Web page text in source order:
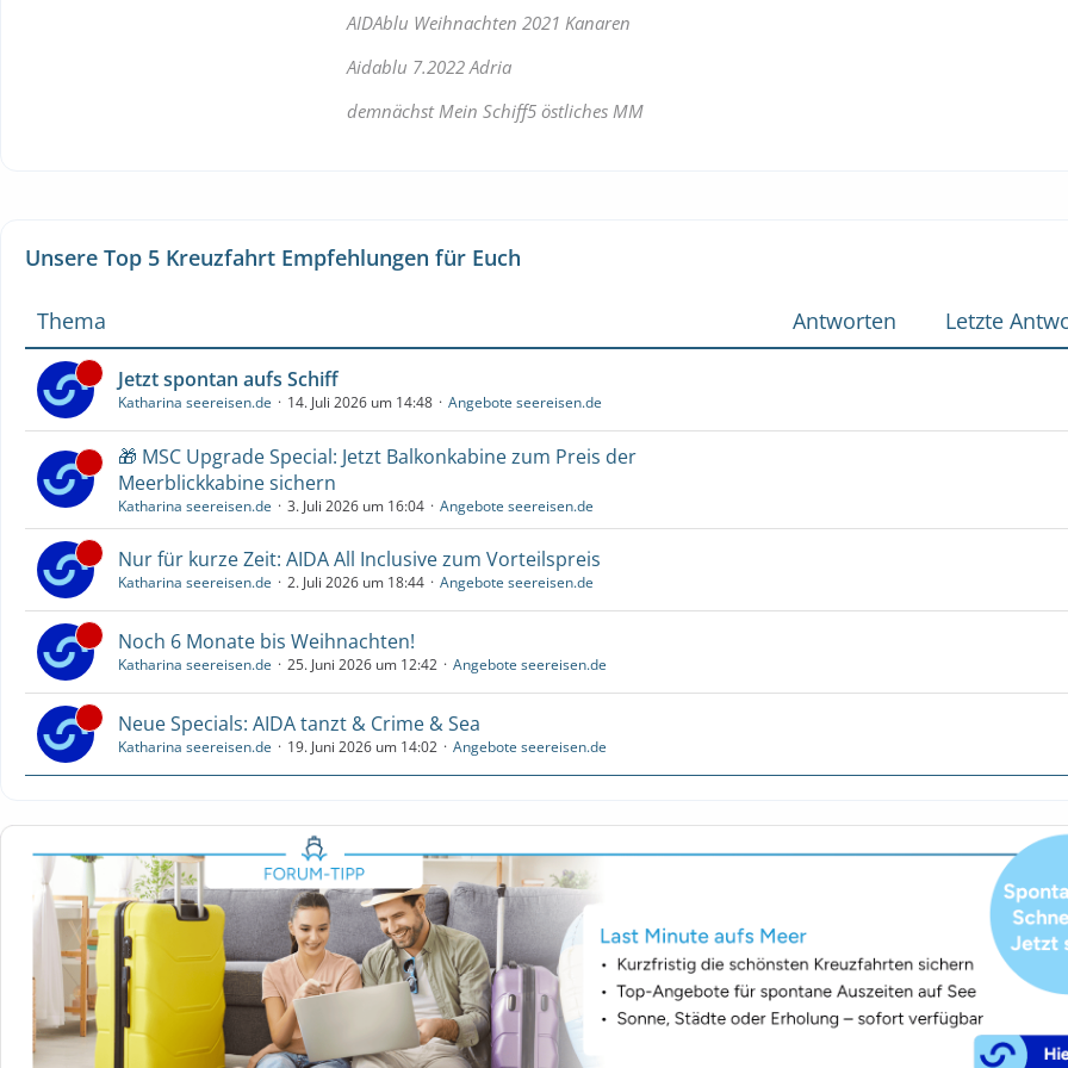
AIDAblu Weihnachten 2021 Kanaren
Aidablu 7.2022 Adria
demnächst Mein Schiff5 östliches MM
Unsere Top 5 Kreuzfahrt Empfehlungen für Euch
Thema Antworten Letzte
Jetzt spontan aufs Schiff
Katharina seereisen.de 14. Juli 2026 um 14:48 Angebote seereisen.de
🎁 MSC Upgrade Special: Jetzt Balkonkabine zum Preis der
Meerblickkabine sichern
Katharina seereisen.de 3. Juli 2026 um 16:04 Angebote seereisen.de
Nur für kurze Zeit: AIDA All Inclusive zum Vorteilspreis
Katharina seereisen.de 2. Juli 2026 um 18:44 Angebote seereisen.de
Noch 6 Monate bis Weihnachten!
Katharina seereisen.de 25. Juni 2026 um 12:42 Angebote seereisen.de
Neue Specials: AIDA tanzt & Crime & Sea
Katharina seereisen.de 19. Juni 2026 um 14:02 Angebote seereisen.de